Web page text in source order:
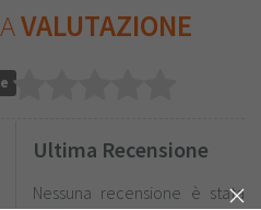
VALUTAZIONE
Ultima Recensione
Nessuna recensione è stata